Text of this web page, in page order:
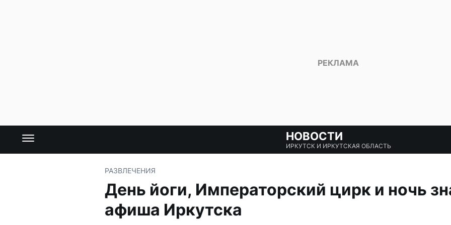
НОВОСТИ
ИРКУТСК И ИРКУТСКАЯ ОБЛАСТЬ
РАЗВЛЕЧЕНИЯ
День йоги, Императорский цирк и ночь
афиша Иркутска